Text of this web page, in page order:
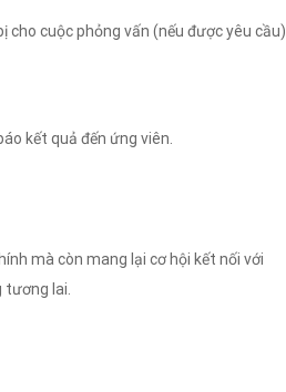
cho cuộc phỏng vấn (nếu được yêu cầu).
kết quả đến ứng viên.
mà còn mang lại cơ hội kết nối với
lai.